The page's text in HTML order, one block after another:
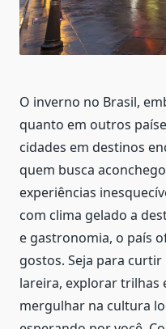
O inverno no Brasil,
quanto em outros
cidades em destinos
quem busca
experiências
com clima gelado a
e gastronomia, o país
gostos. Seja para
lareira, explorar trilhas
mergulhar na cultura